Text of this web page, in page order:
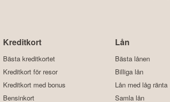
Kreditkort
Bästa kreditkortet
Kreditkort för resor
Kreditkort med bonus
Bensinkort
Lån
Bästa lånen
Billiga lån
Lån med låg ränta
Samla lån